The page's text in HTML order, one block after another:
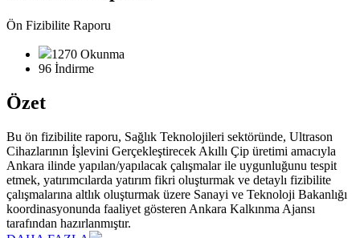
Ön Fizibilite Raporu
1270 Okunma
96 İndirme
Özet
Bu ön fizibilite raporu, Sağlık Teknolojileri sektöründe, Ultrason
Cihazlarının İşlevini Gerçekleştirecek Akıllı Çip üretimi amacıyla
Ankara ilinde yapılan/yapılacak çalışmalar ile uygunluğunu tespit
etmek, yatırımcılarda yatırım fikri oluşturmak ve detaylı fizibilite
çalışmalarına altlık oluşturmak üzere Sanayi ve Teknoloji Bakanlığı
koordinasyonunda faaliyet gösteren Ankara Kalkınma Ajansı
tarafından hazırlanmıştır.